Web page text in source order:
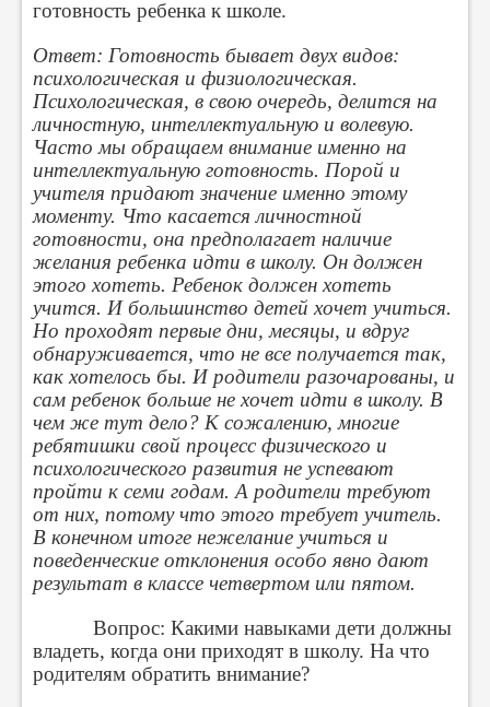
готовность ребенка к школе.
Ответ: Готовность бывает двух видов:
психологическая и физиологическая.
Психологическая, в свою очередь, делится на
личностную, интеллектуальную и волевую.
Часто мы обращаем внимание именно на
интеллектуальную готовность. Порой и
учителя придают значение именно этому
моменту. Что касается личностной
готовности, она предполагает наличие
желания ребенка идти в школу. Он должен
этого хотеть. Ребенок должен хотеть
учится. И большинство детей хочет учиться.
Но проходят первые дни, месяцы, и вдруг
обнаруживается, что не все получается так,
как хотелось бы. И родители разочарованы, и
сам ребенок больше не хочет идти в школу. В
чем же тут дело? К сожалению, многие
ребятишки свой процесс физического и
психологического развития не успевают
пройти к семи годам. А родители требуют
от них, потому что этого требует учитель.
В конечном итоге нежелание учиться и
поведенческие отклонения особо явно дают
результат в классе четвертом или пятом.
Вопрос: Какими навыками дети должны
владеть, когда они приходят в школу. На что
родителям обратить внимание?